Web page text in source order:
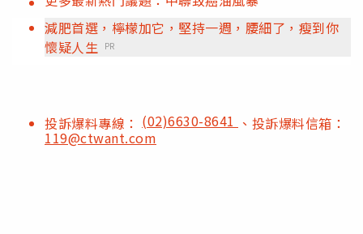
減肥首選，檸檬加它，堅持一週，腰細了，瘦到你
懷疑人生 PR
投訴爆料專線： (02)6630-8641 、投訴爆料信箱：
119@ctwant.com